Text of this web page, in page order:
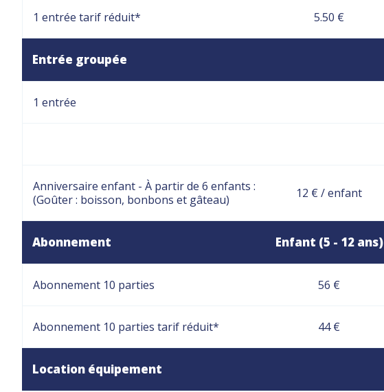
1 entrée tarif réduit* 5.50 €
Entrée groupée
1 entrée
Anniversaire enfant - À partir de 6 enfants :
(Goûter : boisson, bonbons et gâteau)
12 € / enfant
Abonnement Enfant (5 - 12 ans)
Abonnement 10 parties 56 €
Abonnement 10 parties tarif réduit* 44 €
Location équipement